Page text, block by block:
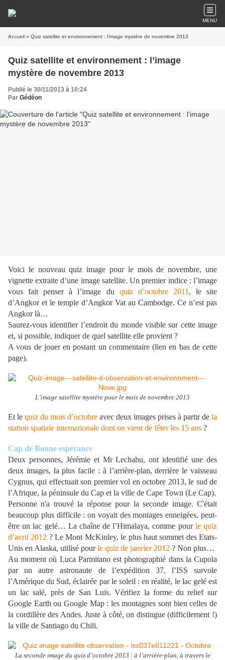
MENU
Accueil » Quiz satellite et environnement : l’image mystère de novembre 2013
Quiz satellite et environnement : l’image
mystère de novembre 2013
Publié le 30/11/2013 à 10:24
Par Gédéon
Voici le nouveau quiz image pour le mois de novembre, une
vignette extraite d’une image satellite. Un premier indice : l’image
vous fait penser à l’image du quiz d’octobre 2011 , le site
d’Angkor et le temple d’Angkor Vat au Cambodge. Ce n’est pas
Angkor là…
Saurez-vous identifier l’endroit du monde visible sur cette image
et, si possible, indiquer de quel satellite elle provient ?
A vous de jouer en postant un commentaire (lien en bas de cette
page).
L’image satellite mystère pour le mois de novembre 2013
Et le quiz du mois d’octobre avec deux images prises à partir de la
station spatiale internationale dont on vient de fêter les 15 ans ?
Cap de Bonne espérance
Deux personnes, Jérémie et Mr Lechahu, ont identifié une des
deux images, la plus facile : à l’arrière-plan, derrière le vaisseau
Cygnus, qui effectuait son premier vol en octobre 2013, le sud de
l’Afrique, la péninsule du Cap et la ville de Cape Town (Le Cap).
Personne n'a trouvé la réponse pour la seconde image. C'était
beaucoup plus difficile : on voyait des montages enneigées, peut-
être un lac gelé… La chaîne de l’Himalaya, comme pour le quiz
d’avril 2012 ? Le Mont McKinley, le plus haut sommet des Etats-
Unis en Alaska, utilisé pourle quiz de janvier 2012 ? Non plus…
Au moment où Luca Parmitano est photographié dans la Cupola
par un autre astronaute de l’expédition 37, l’ISS survole
l’Amérique du Sud, éclairée par le soleil : en réalité, le lac gelé est
un lac salé, près de San Luis. Vérifiez la forme du relief sur
Google Earth ou Google Map : les montagnes sont bien celles de
la cordillère des Andes. Juste à côté, on distingue (difficilement !)
la ville de Santiago du Chili.
La seconde image du quiz d’octobre 2013 : à l’arrière-plan, à travers le